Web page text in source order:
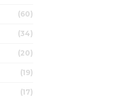
(60)
(34)
(20)
(19)
(17)